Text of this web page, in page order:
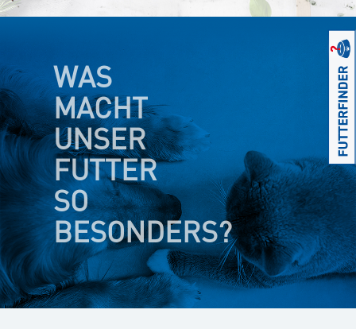
WAS
MACHT
UNSER
FUTTER
SO
BESONDERS?